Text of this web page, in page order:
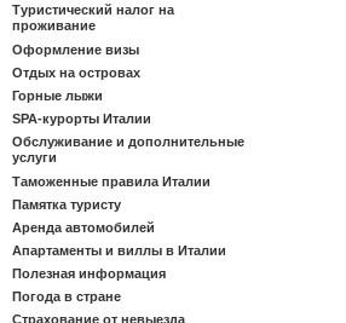
Туристический налог на
проживание
Оформление визы
Отдых на островах
Горные лыжи
SPA-курорты Италии
Обслуживание и дополнительные
услуги
Таможенные правила Италии
Памятка туристу
Аренда автомобилей
Апартаменты и виллы в Италии
Полезная информация
Погода в стране
Страхование от невыезда